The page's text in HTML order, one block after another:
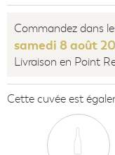
Commandez dans
samedi 8 août
Livraison en Point
Cette cuvée est